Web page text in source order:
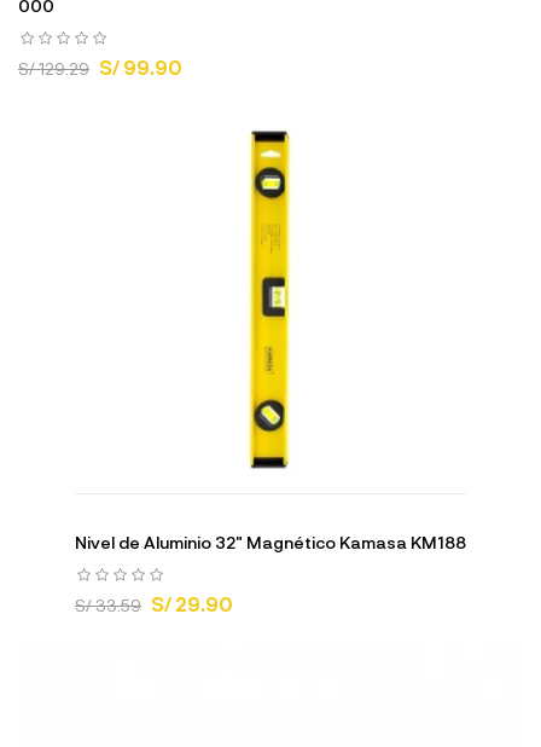
000
S/ 129.29 S/ 99.90
Nivel de Aluminio 32" Magnético Kamasa KM188
S/ 33.59 S/ 29.90